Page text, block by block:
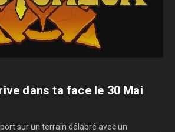
dans ta face le 30 Mai
sur un terrain délabré avec un